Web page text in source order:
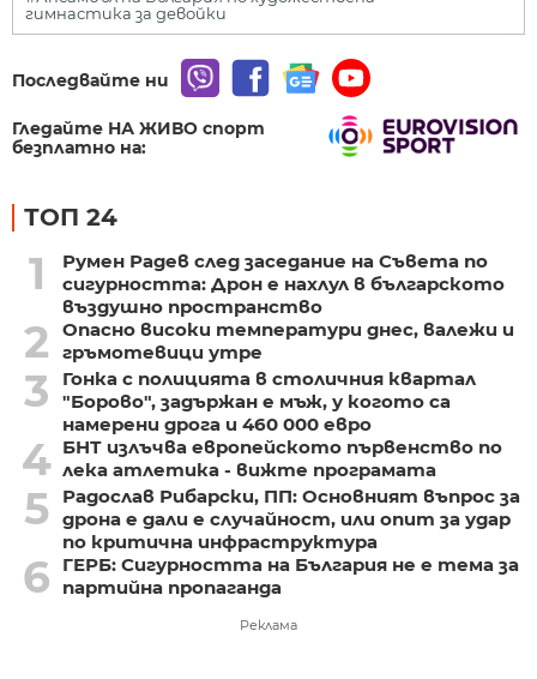
гимнастика за девойки
Последвайте ни
Гледайте НА ЖИВО спорт
безплатно на:
ТОП 24
1
Румен Радев след заседание на Съвета по
сигурността: Дрон е нахлул в българското
въздушно пространство
2
Опасно високи температури днес, валежи и
гръмотевици утре
3
Гонка с полицията в столичния квартал
"Борово", задържан е мъж, у когото са
намерени дрога и 460 000 евро
4 БНТ излъчва европейското първенство по
лека атлетика - вижте програмата
5
Радослав Рибарски, ПП: Основният въпрос за
дрона е дали е случайност, или опит за удар
по критична инфраструктура
6
ГЕРБ: Сигурността на България не е тема за
партийна пропаганда
Реклама